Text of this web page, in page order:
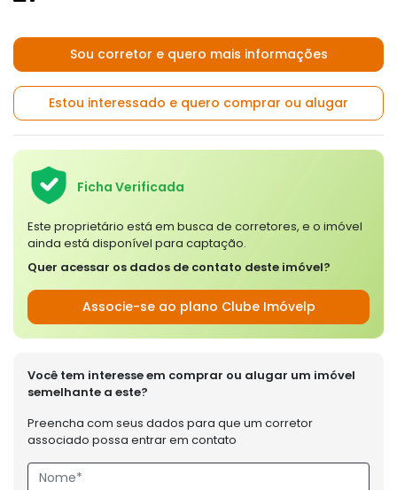
Sou corretor e quero mais informações
Estou interessado e quero comprar ou alugar
Ficha Verificada
Este proprietário está em busca de corretores, e o imóvel
ainda está disponível para captação.
Quer acessar os dados de contato deste imóvel?
Associe-se ao plano Clube Imóvelp
Você tem interesse em comprar ou alugar um imóvel
semelhante a este?
Preencha com seus dados para que um corretor
associado possa entrar em contato